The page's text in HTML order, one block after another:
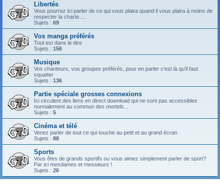
Libertés
Vous pourrez ici parler de ce qui vous plaira quand il vous plaira à moins de
respecter la charte.....
Sujets : 69
Vos manga préférés
Tout est dans le titre
Sujets : 156
Musique
Vos chanteurs, vos groupes préférés, pour en parler c'est là qu'il faut
squatter
Sujets : 136
Partie spéciale grosses connexions
Ici circulent des liens en direct download qui ne sont pas accessibles
normalement au commun des mortels...
Sujets : 5
Cinéma et télé
Venez parler de tout ce qui touche au petit et au grand écran
Sujets : 88
Sports
Vous êtes de grands sportifs ou vous aimez simplement parler de sport?
Par ici mesdames et messieurs !
Sujets : 26